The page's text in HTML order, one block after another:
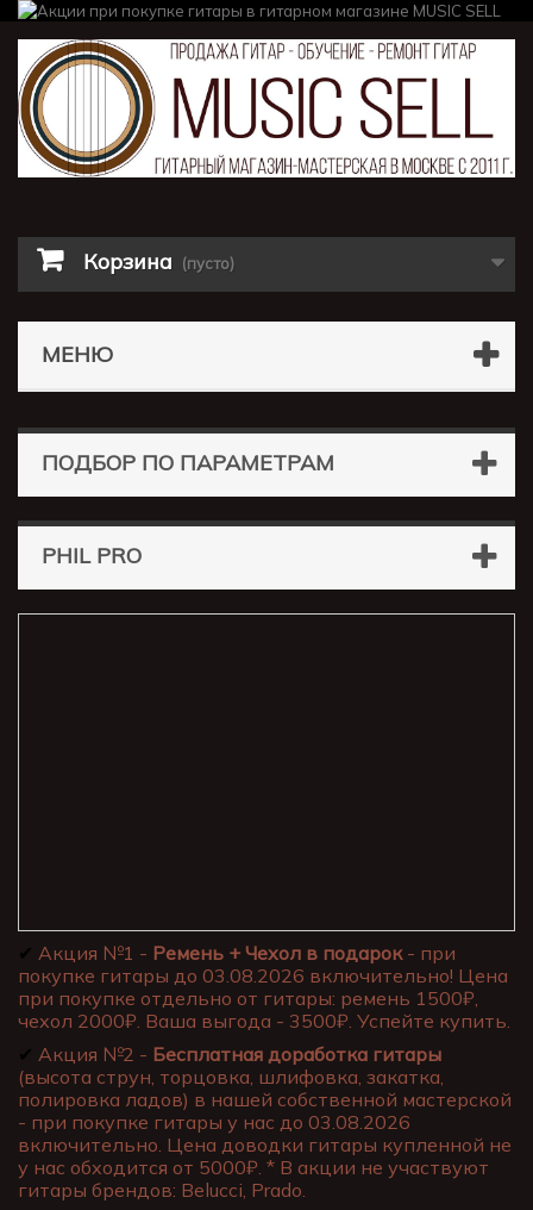
Корзина (пусто)
МЕНЮ
ПОДБОР ПО ПАРАМЕТРАМ
PHIL PRO
✔ Акция №1 - Ремень + Чехол в подарок- при
покупке гитары до 03.08.2026 включительно! Цена
при покупке отдельно от гитары: ремень 1500₽,
чехол 2000₽. Ваша выгода - 3500₽. Успейте купить.
✔ Акция №2 - Бесплатная доработка гитары
(высота струн, торцовка, шлифовка, закатка,
полировка ладов) в нашей собственной мастерской
- при покупке гитары у нас до 03.08.2026
включительно. Цена доводки гитары купленной не
у нас обходится от 5000₽. * В акции не участвуют
гитары брендов: Belucci, Prado.